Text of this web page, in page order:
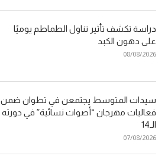
دراسة تكشف تأثير تناول الطماطم يوميًا
على دهون الكبد
08/08/2026
سيدات المتوسط يجتمعن في تطوان ضمن
فعاليات مهرجان “أصوات نسائية” في دورته
الـ14
07/08/2026